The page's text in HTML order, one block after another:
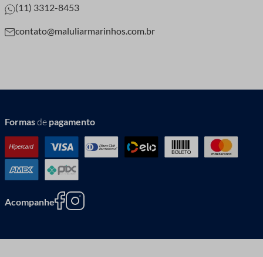
(11) 3312-8453
contato@maluliarmarinhos.com.br
Formasde pagamento
Acompanhe